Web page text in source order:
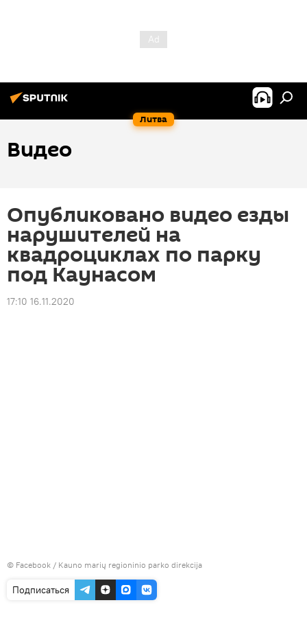
Литва
Видео
Опубликовано видео езды
нарушителей на
квадроциклах по парку
под Каунасом
17:10 16.11.2020
© Facebook / Kauno marių regioninio parko direkcija
Подписаться